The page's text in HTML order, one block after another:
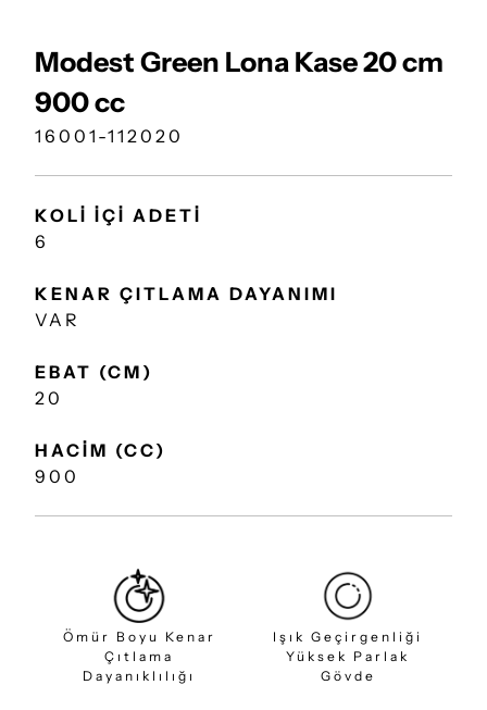
Modest Green Lona Kase 20 cm
900 cc
16001-112020
KOLİ İÇİ ADETİ
6
KENAR ÇITLAMA DAYANIMI
VAR
EBAT (CM)
20
HACİM (CC)
900
Ömür Boyu Kenar
Çıtlama
Dayanıklılığı
Işık Geçirgenliği
Yüksek Parlak
Gövde